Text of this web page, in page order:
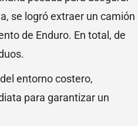
se logró extraer un camión
de Enduro. En total, de
entorno costero,
para garantizar un